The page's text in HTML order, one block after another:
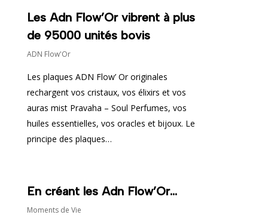
Les Adn Flow’Or vibrent à plus
de 95000 unités bovis
ADN Flow'Or
Les plaques ADN Flow’ Or originales
rechargent vos cristaux, vos élixirs et vos
auras mist Pravaha – Soul Perfumes, vos
huiles essentielles, vos oracles et bijoux. Le
principe des plaques…
En créant les Adn Flow’Or…
Moments de Vie